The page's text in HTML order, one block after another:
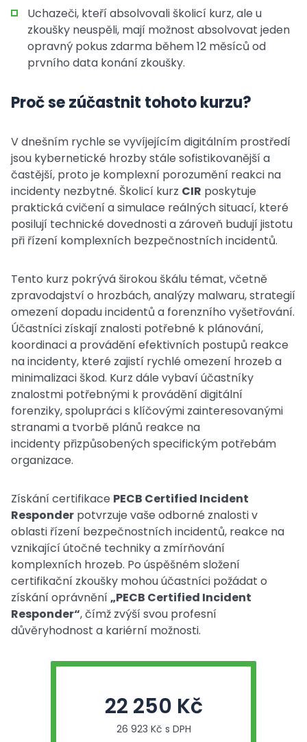
Uchazeči, kteří absolvovali školicí kurz, ale u
zkoušky neuspěli, mají možnost absolvovat jeden
opravný pokus zdarma během 12 měsíců od
prvního data konání zkoušky.
Proč se zúčastnit tohoto kurzu?
V dnešním rychle se vyvíjejícím digitálním prostředí
jsou kybernetické hrozby stále sofistikovanější a
častější, proto je komplexní porozumění reakci na
incidenty nezbytné. Školicí kurz CIR poskytuje
praktická cvičení a simulace reálných situací, které
posilují technické dovednosti a zároveň budují jistotu
při řízení komplexních bezpečnostních incidentů.
Tento kurz pokrývá širokou škálu témat, včetně
zpravodajství o hrozbách, analýzy malwaru, strategií
omezení dopadu incidentů a forenzního vyšetřování.
Účastníci získají znalosti potřebné k plánování,
koordinaci a provádění efektivních postupů reakce
na incidenty, které zajistí rychlé omezení hrozeb a
minimalizaci škod. Kurz dále vybaví účastníky
znalostmi potřebnými k provádění digitální
forenziky, spolupráci s klíčovými zainteresovanými
stranami a tvorbě plánů reakce na
incidenty přizpůsobených specifickým potřebám
organizace.
Získání certifikace PECB Certified Incident
Responder potvrzuje vaše odborné znalosti v
oblasti řízení bezpečnostních incidentů, reakce na
vznikající útočné techniky a zmírňování
komplexních hrozeb. Po úspěšném složení
certifikační zkoušky mohou účastníci požádat o
získání oprávnění„PECB Certified Incident
Responder“, čímž zvýší svou profesní
důvěryhodnost a kariérní možnosti.
22 250 Kč
26 923 Kč s DPH